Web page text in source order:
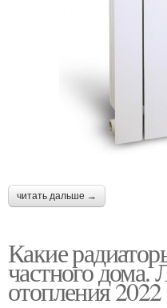
читать дальше →
Какие
частного
отопления 2022